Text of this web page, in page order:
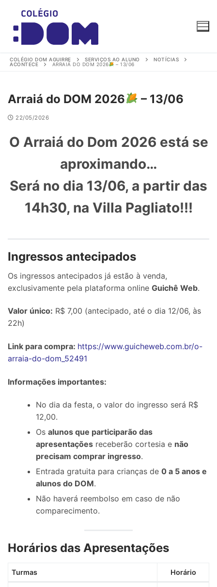
conteúdo
COLÉGIO DOM AGUIRRE SERVIÇOS AO ALUNO
NOTÍCIAS
ACONTECE
ARRAIÁ DO DOM 2026 – 13/06
Arraiá do DOM 2026 – 13/06
22/05/2026
O Arraiá do Dom 2026 está se
aproximando…
Será no dia 13/06, a partir das
14h30, na Villa Pagliato!!!
Ingressos antecipados
Os ingressos antecipados já estão à venda,
exclusivamente pela plataforma online Guichê Web.
Valor único: R$ 7,00 (antecipado, até o dia 12/06, às
22h)
Link para compra: https://www.guicheweb.com.br/o-
arraia-do-dom_52491
Informações importantes:
No dia da festa, o valor do ingresso será R$
12,00.
Os alunos que participarão das
apresentaçõesreceberão cortesia e não
precisam comprar ingresso.
Entrada gratuita para crianças de 0 a 5 anos e
alunos do DOM.
Não haverá reembolso em caso de não
comparecimento.
Horários das Apresentações
Turmas Horário